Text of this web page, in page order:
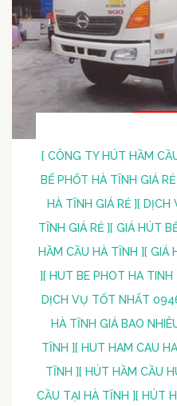
[ CÔNG TY HÚT HẦM
BỂ PHỐT HÀ TĨNH GIÁ RẺ
HÀ TĨNH GIÁ RẺ ] [ DỊCH
TĨNH GIÁ RẺ ] [ GIÁ HÚT
HẦM CẦU HÀ TĨNH ] [ GIÁ
] [ HUT BE PHOT HA TINH ]
DỊCH VỤ TỐT NHẤT
HÀ TĨNH GIÁ BAO
TĨNH ] [ HUT HAM CAU
TĨNH ] [ HÚT HẦM CẦU
CẦU TẠI HÀ TĨNH ] [ HÚT